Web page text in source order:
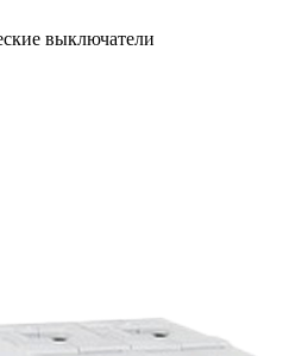
выключатели